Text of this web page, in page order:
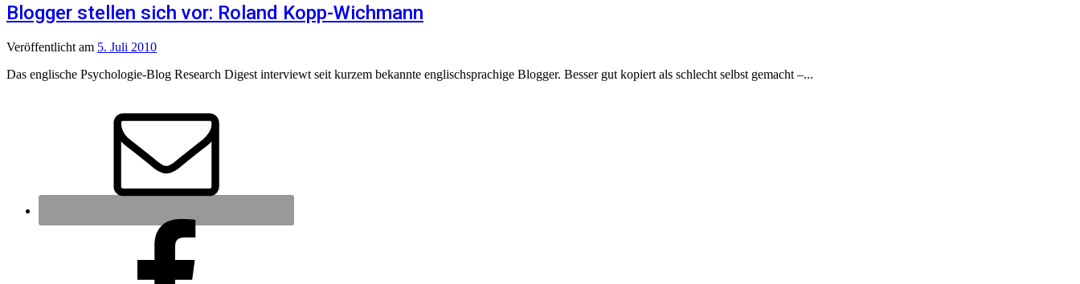
Blogger stellen sich vor: Roland Kopp-Wichmann
Veröffentlicht am 5. Juli 2010
Das englische Psychologie-Blog Research Digest interviewt seit kurzem bekannte englischsprachige Blogger. Besser gut kopiert als schlecht selbst gemacht –...